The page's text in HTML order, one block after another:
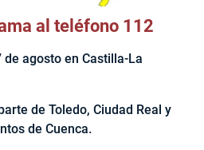
al teléfono 112
de agosto en Castilla-La
de Toledo, Ciudad Real y
de Cuenca.